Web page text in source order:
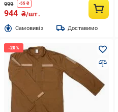
999 -55 ₴
944 ₴/шт.
Cамовивіз Доставимо